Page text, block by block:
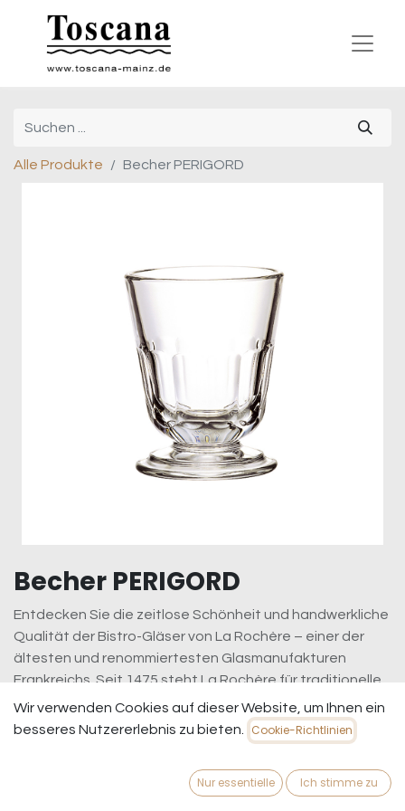
Alle Produkte Becher PERIGORD
Becher PERIGORD
Entdecken Sie die zeitlose Schönheit und handwerkliche
Qualität der Bistro-Gläser von La Rochère – einer der
ältesten und renommiertesten Glasmanufakturen
Frankreichs. Seit 1475 steht La Rochère für traditionelle
Handwerkskunst und modernste Glasherstellung. Diese
Gläser vereinen klassisches Design mit robuster
Funktionalität und sind perfekt für den täglichen Genuss
Wir verwenden Cookies auf dieser Website, um Ihnen ein
besseres Nutzererlebnis zu bieten.
Cookie-Richtlinien
Nur essentielle Ich stimme zu